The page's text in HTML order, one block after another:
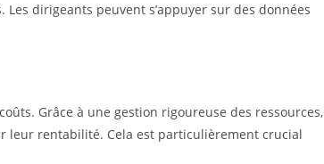
dirigeants peuvent s’appuyer sur des données
Grâce à une gestion rigoureuse des ressources,
leur rentabilité. Cela est particulièrement crucial